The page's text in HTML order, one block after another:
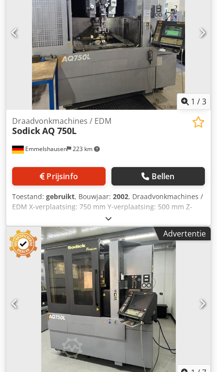
1 /3
Emmelshausen 223 km
Draadvonkmachines / EDM
SodickAQ 750L
Prijsinfo Bellen
Toestand: gebruikt, Bouwjaar: 2002, Draadvonkmachines /
EDM X-verplaatsing: 750 mm Y-verplaatsing: 500 mm Z-
verplaatsing: 400 mm Max. werkstukgrootte X: 1050 mm
Max. werkstukgrootte Y: 750 mm Codpfx Aew Ei Stjk Asha
Max. werkstukgrootte Z: 400 mm Max. werkstukgewicht:
1500 kg U- / V-as: 770 x 520 mm Generator: 60 ampère
Lineaire aandrijving
Advertentie